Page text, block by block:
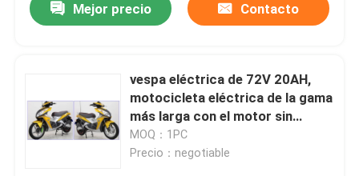
Mejor precio Contacto
vespa eléctrica de 72V 20AH,
motocicleta eléctrica de la gama
más larga con el motor sin
cepillo
MOQ：1PC
Precio：negotiable